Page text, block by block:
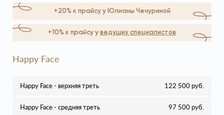
+20% к прайсу у Юлианы Чечуриной
+10% к прайсу у ведущих специалистов
Happy Face
Happy Face - верхняя треть 122 500 руб.
Happy Face - средняя треть 97 500 руб.